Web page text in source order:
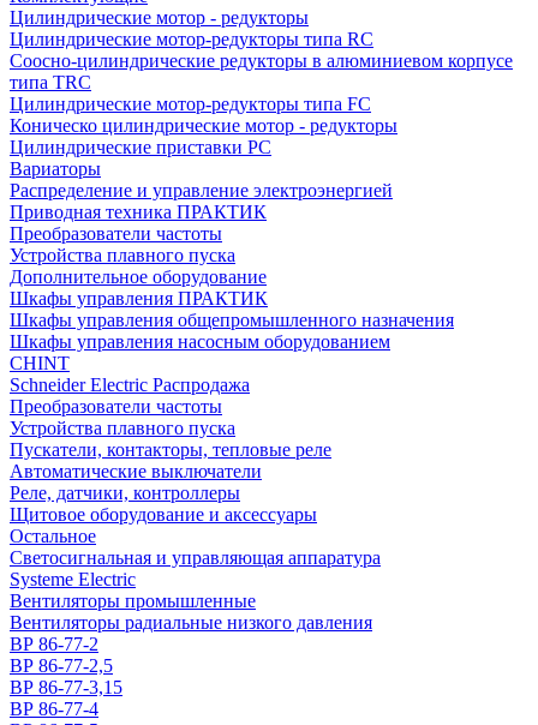
Цилиндрические мотор - редукторы
Цилиндрические мотор-редукторы типа RC
Соосно-цилиндрические редукторы в алюминиевом корпусе
типа TRC
Цилиндрические мотор-редукторы типа FC
Коническо цилиндрические мотор - редукторы
Цилиндрические приставки PC
Вариаторы
Распределение и управление электроэнергией
Приводная техника ПРАКТИК
Преобразователи частоты
Устройства плавного пуска
Дополнительное оборудование
Шкафы управления ПРАКТИК
Шкафы управления общепромышленного назначения
Шкафы управления насосным оборудованием
CHINT
Schneider Electric Распродажа
Преобразователи частоты
Устройства плавного пуска
Пускатели, контакторы, тепловые реле
Автоматические выключатели
Реле, датчики, контроллеры
Щитовое оборудование и аксессуары
Остальное
Светосигнальная и управляющая аппаратура
Systeme Electric
Вентиляторы промышленные
Вентиляторы радиальные низкого давления
ВР 86-77-2
ВР 86-77-2,5
ВР 86-77-3,15
ВР 86-77-4